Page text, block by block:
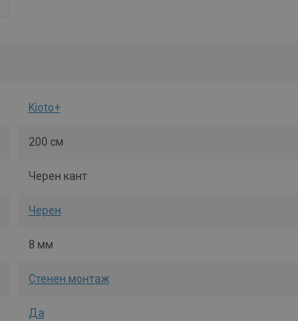
Kioto+
200 см
Черен кант
Черен
8 мм
Стенен монтаж
Да